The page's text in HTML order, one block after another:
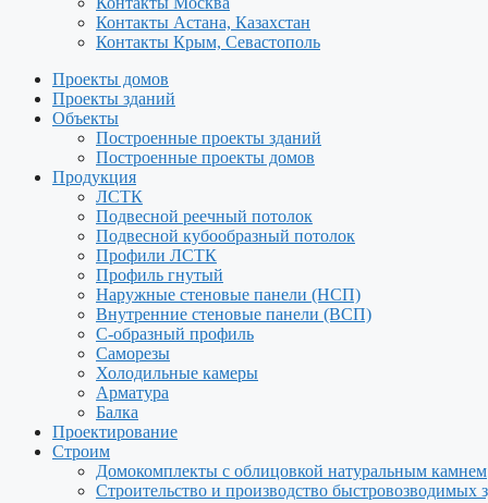
Контакты Астана, Казахстан
Контакты Крым, Севастополь
Проекты домов
Проекты зданий
Объекты
Построенные проекты зданий
Построенные проекты домов
Продукция
ЛСТК
Подвесной реечный потолок
Подвесной кубообразный потолок
Профили ЛСТК
Профиль гнутый
Наружные стеновые панели (НСП)
Внутренние стеновые панели (ВСП)
С-образный профиль
Саморезы
Холодильные камеры
Арматура
Балка
Проектирование
Строим
Домокомплекты с облицовкой натуральным камнем
Строительство и производство быстровозводимых